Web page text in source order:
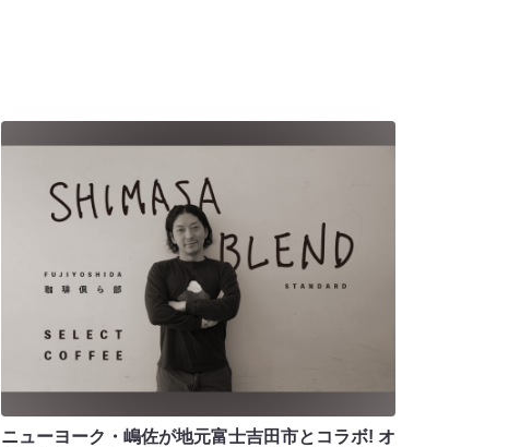
ニューヨーク・嶋佐が地元富士吉田市とコラボ! オ